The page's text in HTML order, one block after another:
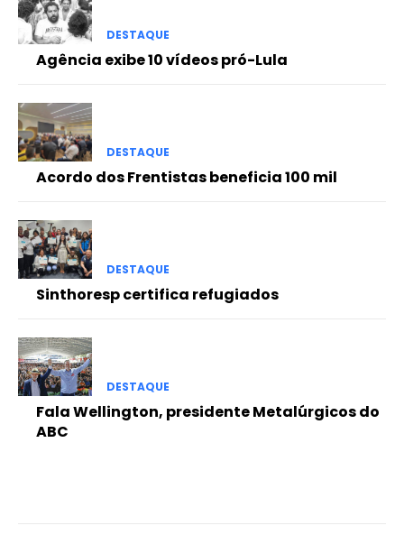
DESTAQUE
Agência exibe 10 vídeos pró-Lula
DESTAQUE
Acordo dos Frentistas beneficia 100 mil
DESTAQUE
Sinthoresp certifica refugiados
DESTAQUE
Fala Wellington, presidente Metalúrgicos do
ABC